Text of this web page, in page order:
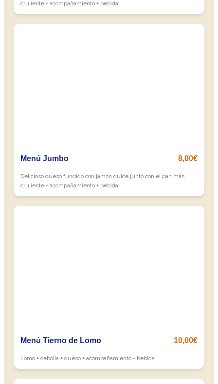
crujiente + acompañamiento + bebida
Menú Jumbo 8,00€
Delicioso queso fundido con jamón dulce junto con el pan más
crujiente + acompañamiento + bebida
Menú Tierno de Lomo 10,00€
Lomo + cebolla + queso + acompañamiento + bebida